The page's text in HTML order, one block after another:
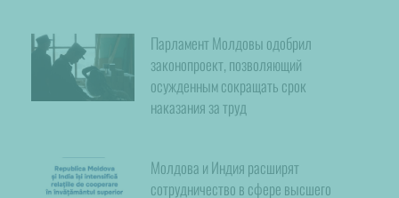
Парламент Молдовы одобрил
законопроект, позволяющий
осужденным сокращать срок
наказания за труд
Молдова и Индия расширят
сотрудничество в сфере высшего